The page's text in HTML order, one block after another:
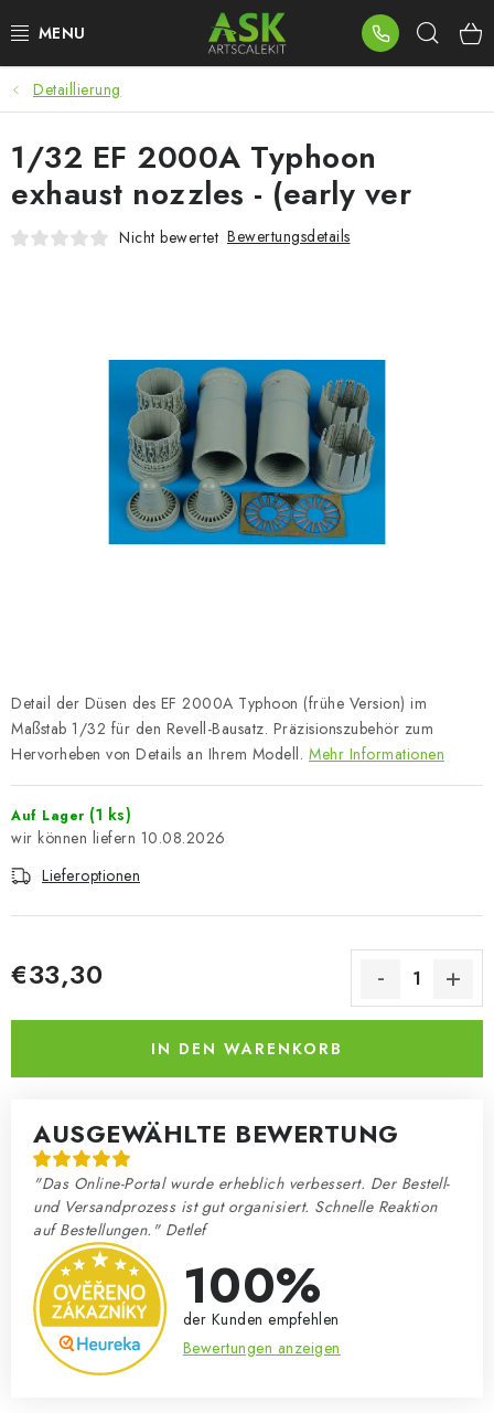
Inhalt
BLOG
SUMMER DAYS
WARHAMMER
PLASTIKMODELLE
FARBEN & WERKZEUGE
VERKAUFTE MARKEN
Über uns Meine Bestellung
Kontakte
Versand und Bezahlung
Großhandel
Detaillierung
Detail der Düsen des EF 2000A Typhoon (frühe Version) im
Maßstab 1/32 für den Revell-Bausatz. Präzisionszubehör zum
Hervorheben von Details an Ihrem Modell. Mehr Informationen
Auf Lager (1 ks)
10.08.2026
Lieferoptionen
€33,30
IN DEN WARENKORB
AUSGEWÄHLTE BEWERTUNG
"Das Online-Portal wurde erheblich verbessert. Der Bestell-
und Versandprozess ist gut organisiert. Schnelle Reaktion
auf Bestellungen." Detlef
100%
der Kunden empfehlen
Bewertungen anzeigen
1/32 EF 2000A Typhoon
exhaust nozzles - (early ver
Nicht bewertet Bewertungsdetails